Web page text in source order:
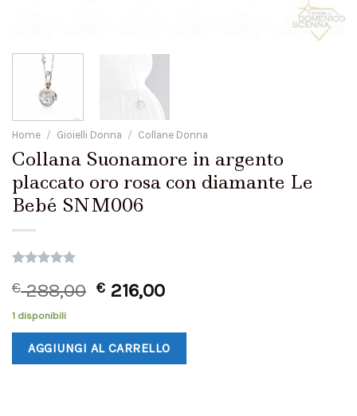
Home / Gioielli Donna / Collane Donna
Collana Suonamore in argento
placcato oro rosa con diamante Le
Bebé SNM006
5.00su 5
su base di
recensioni
€288,00 € 216,00
1 disponibili
AGGIUNGI AL CARRELLO